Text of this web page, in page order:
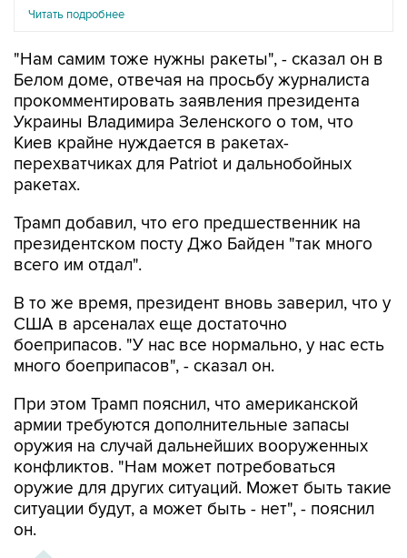
"Нам самим тоже нужны ракеты", - сказал он в
прокомментировать заявления президента
Украины Владимира Зеленского о том, что
Киев крайне нуждается в ракетах-
перехватчиках для Patriot и дальнобойных
ракетах.
Трамп добавил, что его предшественник на
всего им отдал".
В то же время, президент вновь заверил, что у
боеприпасов. "У нас все нормально, у нас есть
много боеприпасов", - сказал он.
При этом Трамп пояснил, что американской
оружия на случай дальнейших вооруженных
конфликтов. "Нам может потребоваться
оружие для других ситуаций. Может быть такие
ситуации будут, а может быть - нет", - пояснил
он.
ХРОНИКА